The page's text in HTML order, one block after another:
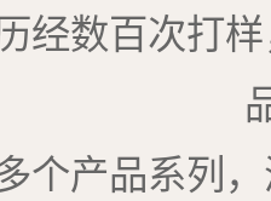
经数百次打
个产品系列